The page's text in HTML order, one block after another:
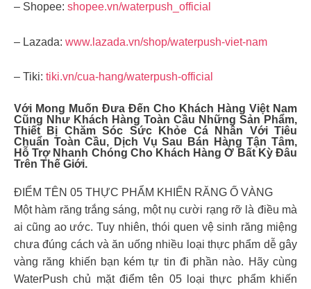
– Shopee: shopee.vn/waterpush_official
– Lazada: www.lazada.vn/shop/waterpush-viet-nam
– Tiki: tiki.vn/cua-hang/waterpush-official
Với Mong Muốn Đưa Đến Cho Khách Hàng Việt Nam
Cũng Như Khách Hàng Toàn Cầu Những Sản Phẩm,
Thiết Bị Chăm Sóc Sức Khỏe Cá Nhân Với Tiêu
Chuẩn Toàn Cầu, Dịch Vụ Sau Bán Hàng Tận Tâm,
Hỗ Trợ Nhanh Chóng Cho Khách Hàng Ở Bất Kỳ Đâu
Trên Thế Giới.
ĐIỂM TÊN 05 THỰC PHẨM KHIẾN RĂNG Ố VÀNG
Một hàm răng trắng sáng, một nụ cười rạng rỡ là điều mà
ai cũng ao ước. Tuy nhiên, thói quen vệ sinh răng miệng
chưa đúng cách và ăn uống nhiều loại thực phẩm dễ gây
vàng răng khiến bạn kém tự tin đi phần nào. Hãy cùng
WaterPush chủ mặt điểm tên 05 loại thực phẩm khiến